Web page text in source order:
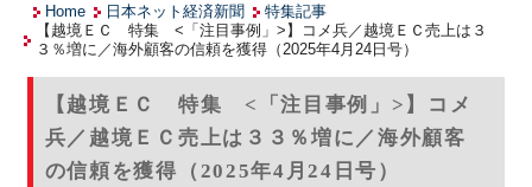
Home 日本ネット経済新聞
特集記事
【越境ＥＣ 特集 <「注目事例」>】コメ兵／越境ＥＣ売上は３
３％増に／海外顧客の信頼を獲得（2025年4月24日号）
【越境ＥＣ 特集 <「注目事例」>】コメ
兵／越境ＥＣ売上は３３％増に／海外顧客
の信頼を獲得（2025年4月24日号）